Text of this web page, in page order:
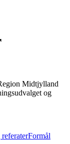
Midtjylland
og
Formål